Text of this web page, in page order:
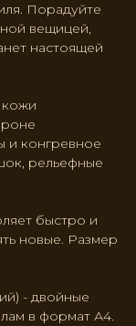
Порадуйте
вещицей,
настоящей
кожи
и конгревное
рельефные
быстро и
новые. Размер
- двойные
в формат А4.